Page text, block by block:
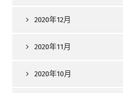
2020年12月
2020年11月
2020年10月